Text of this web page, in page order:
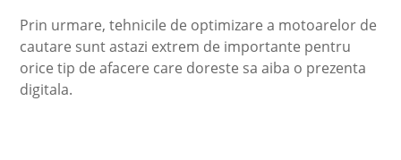
Prin urmare, tehnicile de optimizare a motoarelor de
cautare sunt astazi extrem de importante pentru
orice tip de afacere care doreste sa aiba o prezenta
digitala.